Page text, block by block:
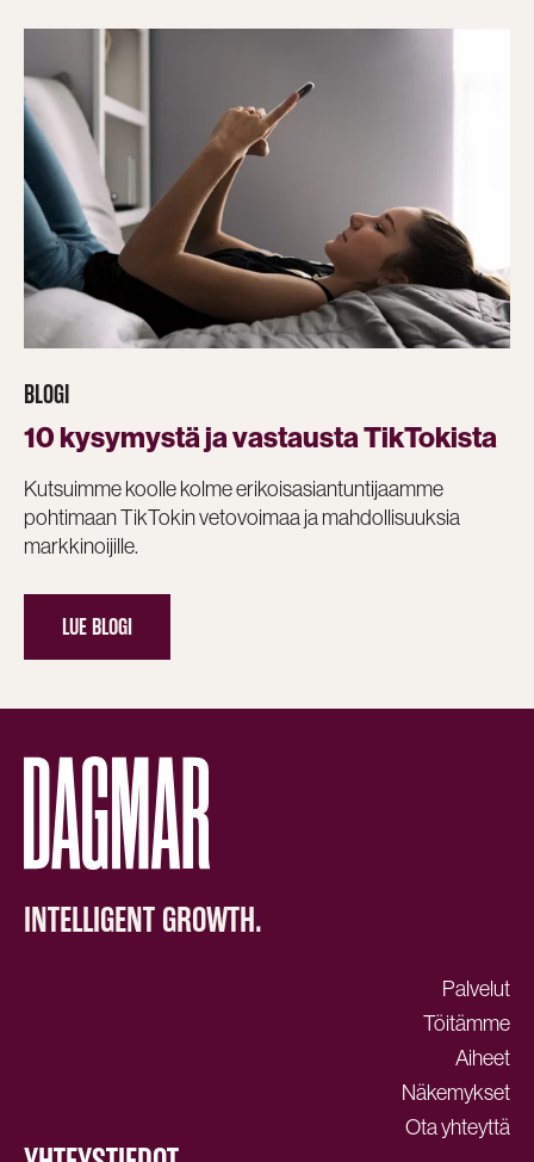
BLOGI
10 ky­sy­mys­tä ja vas­taus­ta Tik­To­kis­ta
Kutsuimme koolle kolme erikoisasiantuntijaamme
pohtimaan TikTokin vetovoimaa ja mahdollisuuksia
markkinoijille.
LUE BLOGI
INTELLIGENT GROWTH.
Palvelut
Töitämme
Aiheet
Näkemykset
Ota yhteyttä